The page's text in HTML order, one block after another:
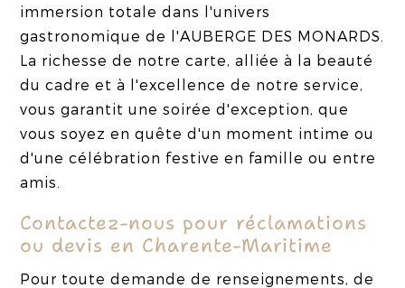
immersion totale dans l'univers
gastronomique de l'AUBERGE DES MONARDS.
La richesse de notre carte, alliée à la beauté
du cadre et à l'excellence de notre service,
vous garantit une soirée d'exception, que
vous soyez en quête d'un moment intime ou
d'une célébration festive en famille ou entre
amis.
Contactez-nous pour réclamations
ou devis en Charente-Maritime
Pour toute demande de renseignements, de